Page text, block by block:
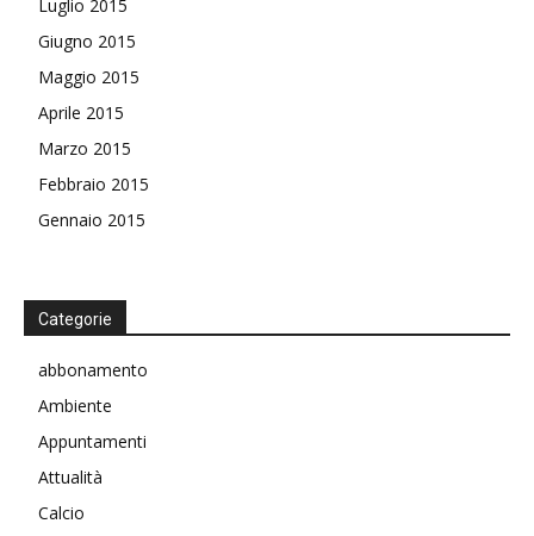
Luglio 2015
Giugno 2015
Maggio 2015
Aprile 2015
Marzo 2015
Febbraio 2015
Gennaio 2015
Categorie
abbonamento
Ambiente
Appuntamenti
Attualità
Calcio